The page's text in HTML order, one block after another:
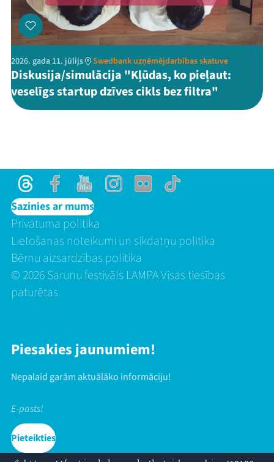
2026. gada 11. jūlijs Swedbank uzņēmējdarbības skatuve
Diskusija/simulācija "Kļūdas, ko pieļaut:
veselīgs startup dzīves cikls bez filtra"
ThreadsFacebookYoutubeInstagram
Flick TikTok
Sazinies ar mums
Privātuma politika
Lietošanas noteikumi un sīkdatņu politika
Bērnu aizsardzības politika
© 2026 Sarunu festivāls LAMPA Visas tiesības
paturētas.
Piesakies jaunumiem!
Nepalaid garām aktuālāko informāciju!
Pieteikties